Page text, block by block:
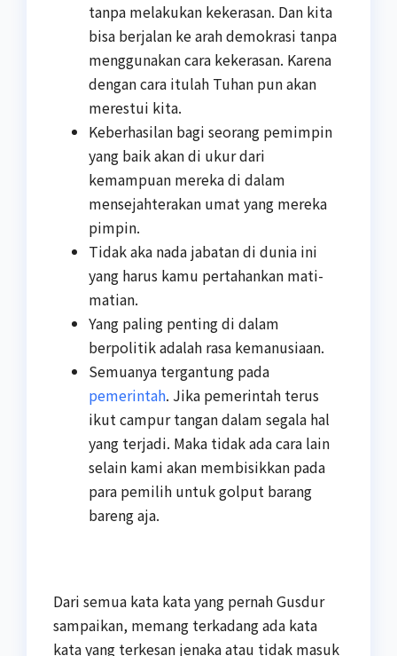
tanpa melakukan kekerasan. Dan kita
bisa berjalan ke arah demokrasi tanpa
menggunakan cara kekerasan. Karena
dengan cara itulah Tuhan pun akan
merestui kita.
Keberhasilan bagi seorang pemimpin
yang baik akan di ukur dari
kemampuan mereka di dalam
mensejahterakan umat yang mereka
pimpin.
Tidak aka nada jabatan di dunia ini
yang harus kamu pertahankan mati-
matian.
Yang paling penting di dalam
berpolitik adalah rasa kemanusiaan.
Semuanya tergantung pada
pemerintah. Jika pemerintah terus
ikut campur tangan dalam segala hal
yang terjadi. Maka tidak ada cara lain
selain kami akan membisikkan pada
para pemilih untuk golput barang
bareng aja.
Dari semua kata kata yang pernah Gusdur
sampaikan, memang terkadang ada kata
kata yang terkesan jenaka atau tidak masuk